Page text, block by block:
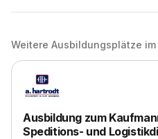
Weitere Ausbildungsplätze
Ausbildung zum
Speditions- und